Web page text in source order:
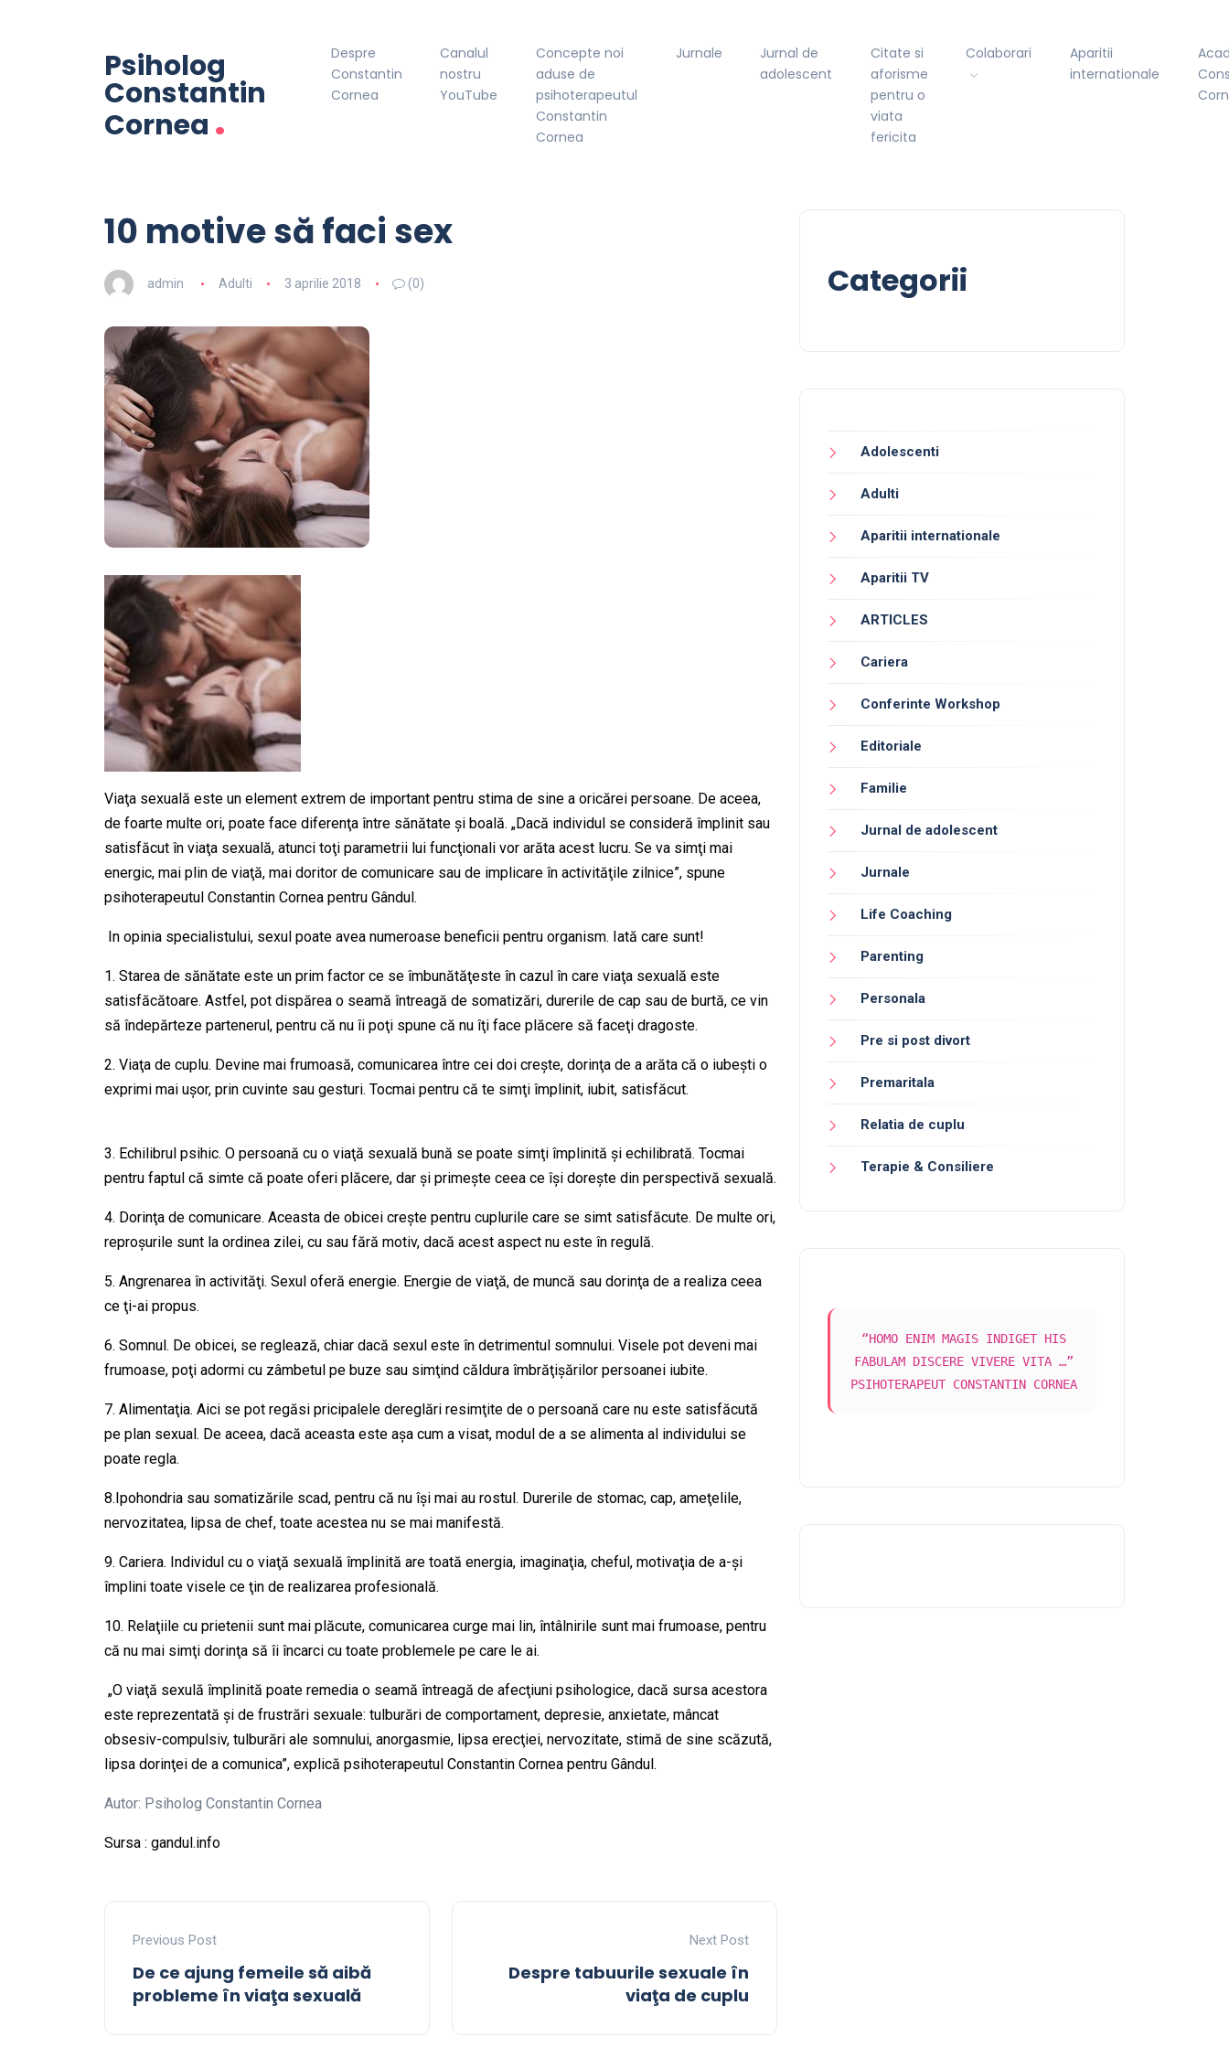
Psiholog
Constantin
Cornea.
Despre
Constantin
Cornea
Canalul
nostru
YouTube
Concepte noi
aduse de
psihoterapeutul
Constantin
Cornea
Jurnale
Jurnal de
adolescent
Citate si
aforisme
pentru o
viata
fericita
Colaborari
Aparitii
internationale
10 motive să faci sex
admin Adulti 3 aprilie 2018 (0)
Viaţa sexuală este un element extrem de important pentru stima de sine a oricărei persoane. De aceea,
de foarte multe ori, poate face diferenţa între sănătate şi boală. „Dacă individul se consideră împlinit sau
satisfăcut în viaţa sexuală, atunci toţi parametrii lui funcţionali vor arăta acest lucru. Se va simţi mai
energic, mai plin de viaţă, mai doritor de comunicare sau de implicare în activităţile zilnice”, spune
psihoterapeutul Constantin Cornea pentru Gândul.
In opinia specialistului, sexul poate avea numeroase beneficii pentru organism. Iată care sunt!
1. Starea de sănătate este un prim factor ce se îmbunătăţeste în cazul în care viaţa sexuală este
satisfăcătoare. Astfel, pot dispărea o seamă întreagă de somatizări, durerile de cap sau de burtă, ce vin
să îndepărteze partenerul, pentru că nu îi poţi spune că nu îţi face plăcere să faceţi dragoste.
2. Viaţa de cuplu. Devine mai frumoasă, comunicarea între cei doi creşte, dorinţa de a arăta că o iubeşti o
exprimi mai uşor, prin cuvinte sau gesturi. Tocmai pentru că te simţi împlinit, iubit, satisfăcut.
3. Echilibrul psihic. O persoană cu o viaţă sexuală bună se poate simţi împlinită şi echilibrată. Tocmai
pentru faptul că simte că poate oferi plăcere, dar şi primeşte ceea ce îşi doreşte din perspectivă sexuală.
4. Dorinţa de comunicare. Aceasta de obicei creşte pentru cuplurile care se simt satisfăcute. De multe ori,
reproşurile sunt la ordinea zilei, cu sau fără motiv, dacă acest aspect nu este în regulă.
5. Angrenarea în activităţi. Sexul oferă energie. Energie de viaţă, de muncă sau dorinţa de a realiza ceea
ce ţi-ai propus.
6. Somnul. De obicei, se reglează, chiar dacă sexul este în detrimentul somnului. Visele pot deveni mai
frumoase, poţi adormi cu zâmbetul pe buze sau simţind căldura îmbrăţişărilor persoanei iubite.
7. Alimentaţia. Aici se pot regăsi pricipalele dereglări resimţite de o persoană care nu este satisfăcută
pe plan sexual. De aceea, dacă aceasta este aşa cum a visat, modul de a se alimenta al individului se
poate regla.
8.Ipohondria sau somatizările scad, pentru că nu îşi mai au rostul. Durerile de stomac, cap, ameţelile,
nervozitatea, lipsa de chef, toate acestea nu se mai manifestă.
9. Cariera. Individul cu o viaţă sexuală împlinită are toată energia, imaginaţia, cheful, motivaţia de a-şi
împlini toate visele ce ţin de realizarea profesională.
10. Relaţiile cu prietenii sunt mai plăcute, comunicarea curge mai lin, întâlnirile sunt mai frumoase, pentru
că nu mai simţi dorinţa să îi încarci cu toate problemele pe care le ai.
„O viaţă sexulă împlinită poate remedia o seamă întreagă de afecţiuni psihologice, dacă sursa acestora
este reprezentată şi de frustrări sexuale: tulburări de comportament, depresie, anxietate, mâncat
obsesiv-compulsiv, tulburări ale somnului, anorgasmie, lipsa erecţiei, nervozitate, stimă de sine scăzută,
lipsa dorinţei de a comunica”, explică psihoterapeutul Constantin Cornea pentru Gândul.
Autor: Psiholog Constantin Cornea
Sursa : gandul.info
Previous Post
De ce ajung femeile să aibă
probleme în viaţa sexuală
Next Post
Despre tabuurile sexuale în
viaţa de cuplu
Categorii
Adolescenti
Adulti
Aparitii internationale
Aparitii TV
ARTICLES
Cariera
Conferinte Workshop
Editoriale
Familie
Jurnal de adolescent
Jurnale
Life Coaching
Parenting
Personala
Pre si post divort
Premaritala
Relatia de cuplu
Terapie & Consiliere
“HOMO ENIM MAGIS INDIGET HIS
FABULAM DISCERE VIVERE VITA …”
PSIHOTERAPEUT CONSTANTIN CORNEA